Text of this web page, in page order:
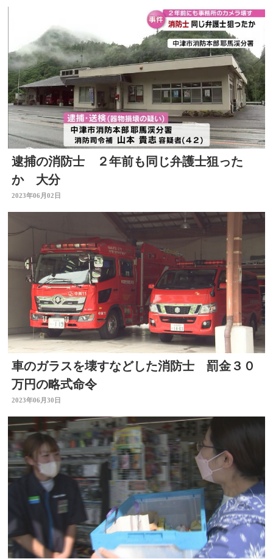
逮捕の消防士 ２年前も同じ弁護士狙った
か 大分
2023年06月02日
車のガラスを壊すなどした消防士 罰金３０
万円の略式命令
2023年06月30日